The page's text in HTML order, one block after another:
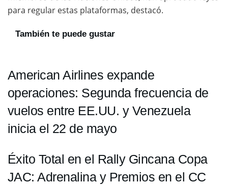
para regular estas plataformas, destacó.
También te puede gustar
American Airlines expande
operaciones: Segunda frecuencia de
vuelos entre EE.UU. y Venezuela
inicia el 22 de mayo
Éxito Total en el Rally Gincana Copa
JAC: Adrenalina y Premios en el CC